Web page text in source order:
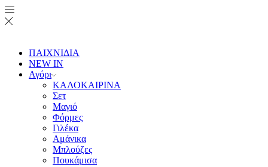
ΠΑΙΧΝΙΔΙΑ
NEW IN
Αγόρι
ΚΑΛΟΚΑΙΡΙΝΑ
Σετ
Μαγιό
Φόρμες
Γιλέκα
Αμάνικα
Μπλούζες
Πουκάμισα